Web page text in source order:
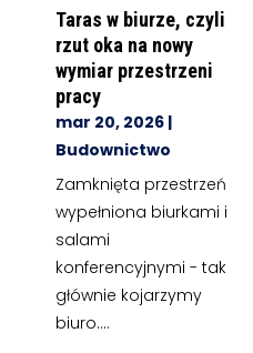
Taras w biurze, czyli
rzut oka na nowy
wymiar przestrzeni
pracy
mar 20, 2026|
Budownictwo
Zamknięta przestrzeń
wypełniona biurkami i
salami
konferencyjnymi - tak
głównie kojarzymy
biuro....